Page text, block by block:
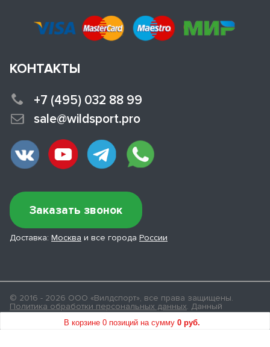
КОНТАКТЫ
+7 (495) 032 88 99
sale@wildsport.pro
Заказать звонок
Доставка: Москва и все города России
© 2016 - 2026 ООО «Вилдспорт», все права защищены.
Политика обработки персональных данных. Данный
интернет-сайт носит исключительно информационный
характер и ни при каких условиях не является публичной
В корзине 0 позиций на сумму 0 руб.